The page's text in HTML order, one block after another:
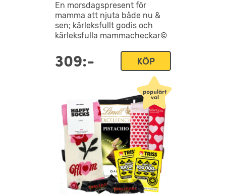
En morsdagspresent för
mamma att njuta både nu &
sen; kärleksfullt godis och
kärleksfulla mammacheckar©
309:- KÖP